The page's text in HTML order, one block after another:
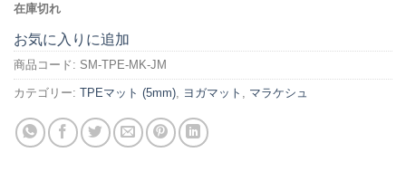
在庫切れ
お気に入りに追加
商品コード: SM-TPE-MK-JM
カテゴリー: TPEマット (5mm) ヨガマット マラケシュ